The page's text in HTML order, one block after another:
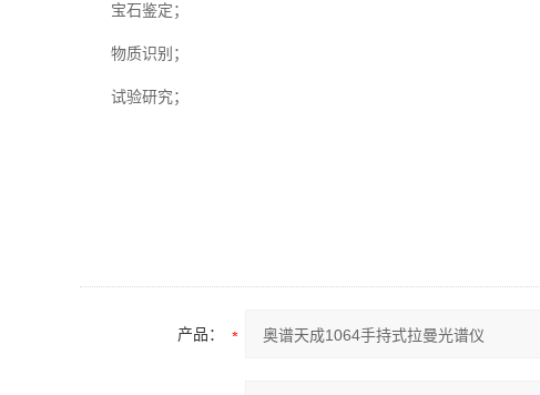
宝石鉴定；
物质识别；
试验研究；
产品：